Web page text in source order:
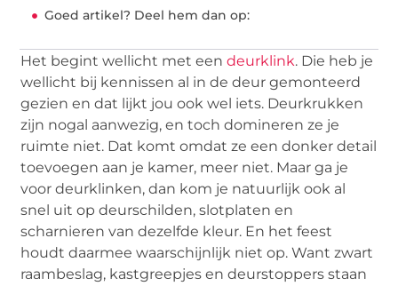
Goed artikel? Deel hem dan op:
Het begint wellicht met eendeurklink. Die heb je
wellicht bij kennissen al in de deur gemonteerd
gezien en dat lijkt jou ook wel iets. Deurkrukken
zijn nogal aanwezig, en toch domineren ze je
ruimte niet. Dat komt omdat ze een donker detail
toevoegen aan je kamer, meer niet. Maar ga je
voor deurklinken, dan kom je natuurlijk ook al
snel uit op deurschilden, slotplaten en
scharnieren van dezelfde kleur. En het feest
houdt daarmee waarschijnlijk niet op. Want zwart
raambeslag, kastgreepjes en deurstoppers staan